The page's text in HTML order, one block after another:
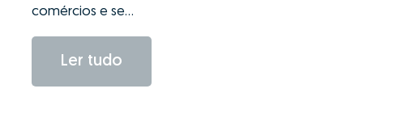
comércios e se...
Ler tudo